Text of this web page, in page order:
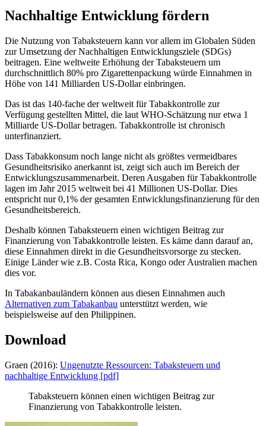
Nachhaltige Entwicklung fördern
Die Nutzung von Tabaksteuern kann vor allem im Globalen Süden
zur Umsetzung der Nachhaltigen Entwicklungsziele (SDGs)
beitragen. Eine weltweite Erhöhung der Tabaksteuern um
durchschnittlich 80% pro Zigarettenpackung würde Einnahmen in
Höhe von 141 Milliarden US-Dollar einbringen.
Das ist das 140-fache der weltweit für Tabakkontrolle zur
Verfügung gestellten Mittel, die laut WHO-Schätzung nur etwa 1
Milliarde US-Dollar betragen. Tabakkontrolle ist chronisch
unterfinanziert.
Dass Tabakkonsum noch lange nicht als größtes vermeidbares
Gesundheitsrisiko anerkannt ist, zeigt sich auch im Bereich der
Entwicklungszusammenarbeit. Deren Ausgaben für Tabakkontrolle
lagen im Jahr 2015 weltweit bei 41 Millionen US-Dollar. Dies
entspricht nur 0,1% der gesamten Entwicklungsfinanzierung für den
Gesundheitsbereich.
Deshalb können Tabaksteuern einen wichtigen Beitrag zur
Finanzierung von Tabakkontrolle leisten. Es käme dann darauf an,
diese Einnahmen direkt in die Gesundheitsvorsorge zu stecken.
Einige Länder wie z.B. Costa Rica, Kongo oder Australien machen
dies vor.
In Tabakanbauländern können aus diesen Einnahmen auch
Alternativen zum Tabakanbau unterstützt werden, wie
beispielsweise auf den Philippinen.
Download
Graen (2016): Ungenutzte Ressourcen: Tabaksteuern und
nachhaltige Entwicklung [pdf]
Tabaksteuern können einen wichtigen Beitrag zur
Finanzierung von Tabakkontrolle leisten.